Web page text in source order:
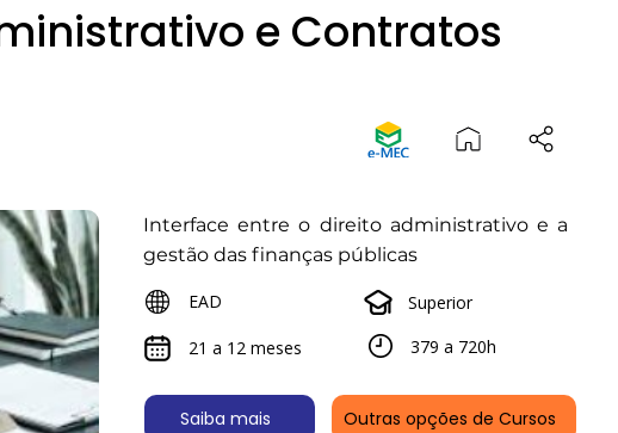
e Contratos
Interface entre o direito administrativo e a
gestão das finanças públicas
EAD
Superior
21 a 12 meses
379 a 720h
Saiba mais Outras opções de Cursos